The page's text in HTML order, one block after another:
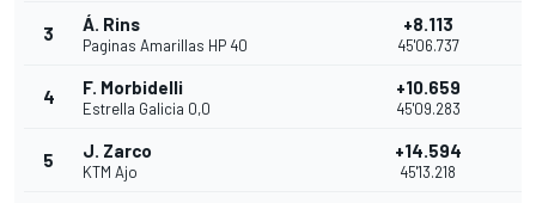
3 Á. Rins
Paginas Amarillas HP 40
+8.113
45'06.737
4 F. Morbidelli
Estrella Galicia 0,0
+10.659
45'09.283
5 J. Zarco
KTM Ajo
+14.594
45'13.218